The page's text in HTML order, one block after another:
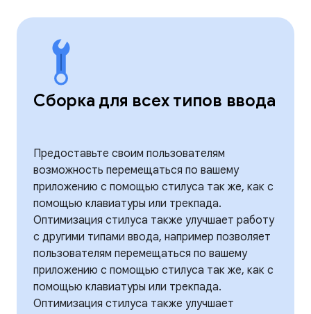
Сборка для всех типов ввода
Предоставьте своим пользователям
возможность перемещаться по вашему
приложению с помощью стилуса так же, как с
помощью клавиатуры или трекпада.
Оптимизация стилуса также улучшает работу
с другими типами ввода, например позволяет
пользователям перемещаться по вашему
приложению с помощью стилуса так же, как с
помощью клавиатуры или трекпада.
Оптимизация стилуса также улучшает